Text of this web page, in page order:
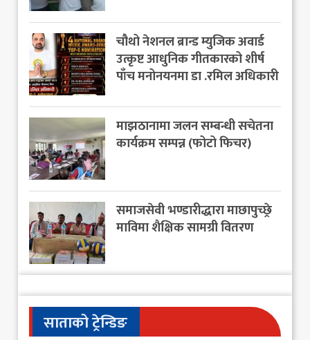
चौथो नेशनल ब्रान्ड म्युजिक अवार्ड
उत्कृष्ट आधुनिक गीतकारको शीर्ष
पाँच मनोनयनमा डा .रमिल अधिकारी
माझठानामा जलन सम्बन्धी सचेतना
कार्यक्रम सम्पन्न (फोटो फिचर)
समाजसेवी भण्डारीद्धारा माछापुच्छ्रे
माविमा शैक्षिक सामग्री वितरण
साताको ट्रेन्डिङ